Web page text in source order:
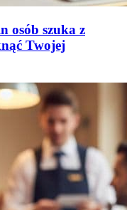
osób szuka z
Twojej